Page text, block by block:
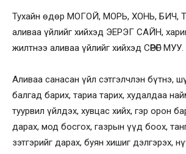
Тухайн өдөр МОГОЙ, МОРЬ, ХОНЬ, БИЧ,
аливаа үйлийг хийхэд ЭЕРЭГ САЙН,
жилтнээ аливаа үйлийг хийхэд СӨРӨГ МУУ.
Аливаа санасан үйл сэтгэлчлэн бүтнэ,
балгад барих, тариа тарих, худалдаа
туурвил үйлдэх, хувцас хийх, гэр орон
дарах, мод босгох, газрын үүд боох,
зэтгэрийг дарах, буян хишиг дэлгэрэх,